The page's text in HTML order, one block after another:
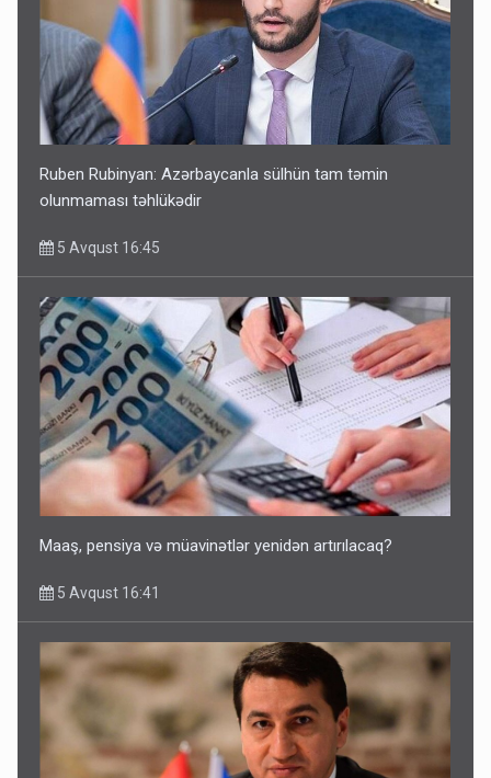
Ruben Rubinyan: Azərbaycanla sülhün tam təmin
olunmaması təhlükədir
5 Avqust 16:45
Maaş, pensiya və müavinətlər yenidən artırılacaq?
5 Avqust 16:41